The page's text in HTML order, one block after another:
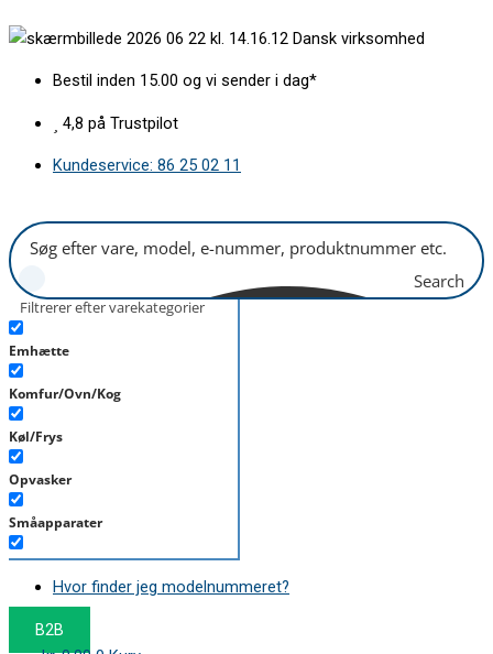
til
Dansk virksomhed
Bestil inden 15.00 og vi sender i dag*
4,8 på Trustpilot
Kundeservice: 86 25 02 11
Search
Filtrerer efter varekategorier
Emhætte
Komfur/Ovn/Kog
Køl/Frys
Opvasker
Småapparater
Støvsuger
Tørretumbler
Hvor finder jeg modelnummeret?
B2B
450x375